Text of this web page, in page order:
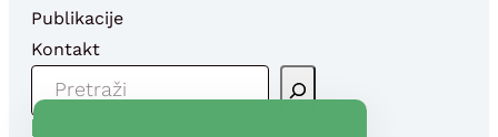
Publikacije
Kontakt
R
Društvene mreže